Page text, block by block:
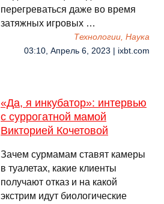
перегреваться даже во время
затяжных игровых …
Технологии, Наука
03:10, Апрель 6, 2023 | ixbt.com
«Да, я инкубатор»: интервью
с суррогатной мамой
Викторией Кочетовой
Зачем сурмамам ставят камеры
в туалетах, какие клиенты
получают отказ и на какой
экстрим идут биологические